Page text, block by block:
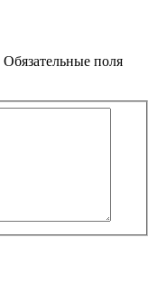
Обязательные поля